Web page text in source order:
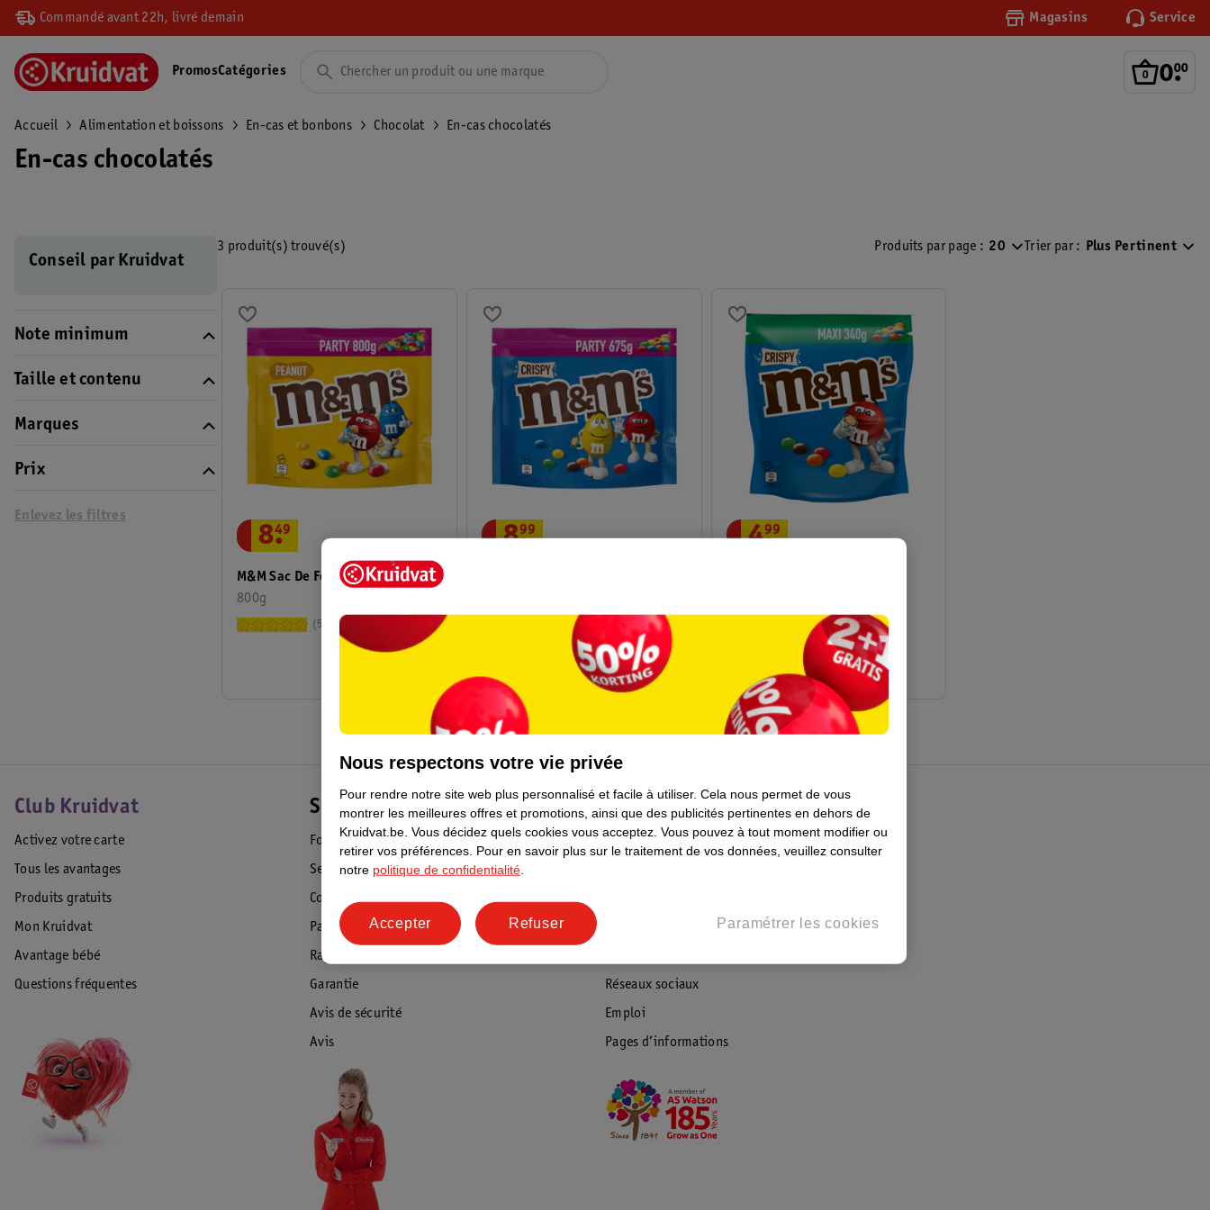
Commandé avant 22h, livré demain Magasins Service
0.
00
PromosCatégories
Accueil Alimentation et boissons En-cas et bonbons Chocolat En-cas chocolatés
En-cas chocolatés
Conseil par Kruidvat
Note minimum
Taille et contenu
Marques
Prix
Enlevez les filtres
3 produit(s) trouvé(s) Produits par page : 20 Trier par : Plus Pertinent
M&M Sac De Fête Cacahuète
800g
8.
49
53
8.
99
20
4.
99
2
Club Kruidvat
Activez votre carte
Tous les avantages
Produits gratuits
Mon Kruidvat
Avantage bébé
Questions fréquentes
Service Clientèle
Foire aux questions
Service Clientèle
Commande & Livraison
Paiement
Rappel & Retour
Garantie
Avis de sécurité
Avis
Tout sur Kruidvat
À propos de Kruidvat
Coordonnées de l’entreprise
Réseaux sociaux
Emploi
Pages d’informations
Nous respectons votre vie privée
Pour rendre notre site web plus personnalisé et facile à utiliser. Cela nous permet de vous
montrer les meilleures offres et promotions, ainsi que des publicités pertinentes en dehors de
Kruidvat.be. Vous décidez quels cookies vous acceptez. Vous pouvez à tout moment modifier ou
retirer vos préférences. Pour en savoir plus sur le traitement de vos données, veuillez consulter
notre politique de confidentialité
Paramétrer les cookies
Refuser
Accepter